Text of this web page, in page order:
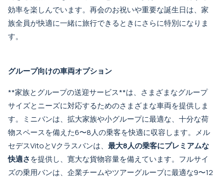
効率を楽しんでいます。再会のお祝いや重要な誕生日は、家
族全員が快適に一緒に旅行できるときにさらに特別になりま
す。
グループ向けの車両オプション
**家族とグループの送迎サービス**は、さまざまなグループ
サイズとニーズに対応するためのさまざまな車両を提供しま
す。ミニバンは、拡大家族や小グループに最適な、十分な荷
物スペースを備えた6〜8人の乗客を快適に収容します。メル
セデスVitoとVクラスバンは、 最大8人の乗客にプレミアムな
快適さを提供し、寛大な貨物容量を備えています。フルサイ
ズの乗用バンは、企業チームやツアーグループに最適な9〜12